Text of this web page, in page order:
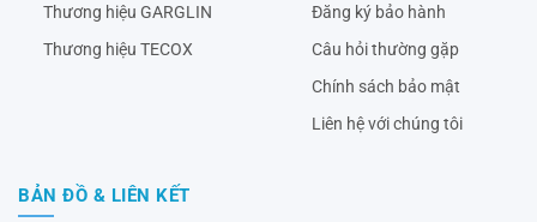
Thương hiệu GARGLIN
Thương hiệu TECOX
Đăng ký bảo hành
Câu hỏi thường gặp
Chính sách bảo mật
Liên hệ với chúng tôi
BẢN ĐỒ & LIÊN KẾT